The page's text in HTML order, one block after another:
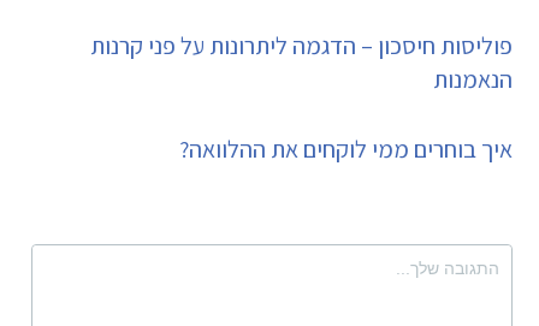
פוליסות חיסכון – הדגמה ליתרונות על פני קרנות
הנאמנות
איך בוחרים ממי לוקחים את ההלוואה?